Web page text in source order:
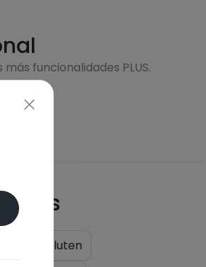
funcionalidades PLUS.
Sin gluten